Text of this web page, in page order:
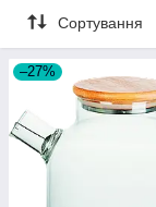
Сортування
–27%